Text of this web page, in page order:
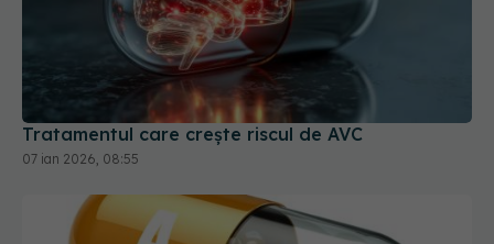
Tratamentul care crește riscul de AVC
07 ian 2026, 08:55